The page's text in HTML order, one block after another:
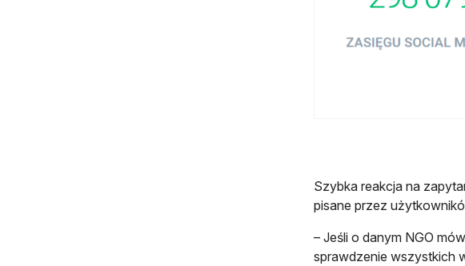
Szybka reakcja na
pisane przez
– Jeśli o danym NGO
sprawdzenie wszystkich